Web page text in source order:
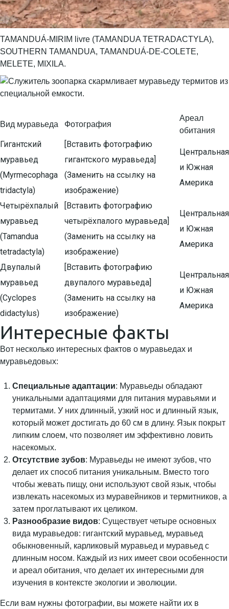
TAMANDUÁ-MIRIM livre (TAMANDUA TETRADACTYLA),
SOUTHERN TAMANDUA, TAMANDUÁ-DE-COLETE,
MELETE, MIXILA.
Вид муравьеда Фотография
Ареал
обитания
Гигантский
муравьед
(Myrmecophaga
tridactyla)
[Вставить фотографию
гигантского муравьеда]
(Заменить на ссылку на
изображение)
Центральная
и Южная
Америка
Четырёхпалый
муравьед
(Tamandua
tetradactyla)
[Вставить фотографию
четырёхпалого муравьеда]
(Заменить на ссылку на
изображение)
Центральная
и Южная
Америка
Двупалый
муравьед
(Cyclopes
didactylus)
[Вставить фотографию
двупалого муравьеда]
(Заменить на ссылку на
изображение)
Центральная
и Южная
Америка
Интересные факты
Вот несколько интересных фактов о муравьедах и
муравьедовых:
Специальные адаптации: Муравьеды обладают
уникальными адаптациями для питания муравьями и
термитами. У них длинный, узкий нос и длинный язык,
который может достигать до 60 см в длину. Язык покрыт
липким слоем, что позволяет им эффективно ловить
насекомых.
Отсутствие зубов: Муравьеды не имеют зубов, что
делает их способ питания уникальным. Вместо того
чтобы жевать пищу, они используют свой язык, чтобы
извлекать насекомых из муравейников и термитников, а
затем проглатывают их целиком.
Разнообразие видов: Существует четыре основных
вида муравьедов: гигантский муравьед, муравьед
обыкновенный, карликовый муравьед и муравьед с
длинным носом. Каждый из них имеет свои особенности
и ареал обитания, что делает их интересными для
изучения в контексте экологии и эволюции.
Если вам нужны фотографии, вы можете найти их в